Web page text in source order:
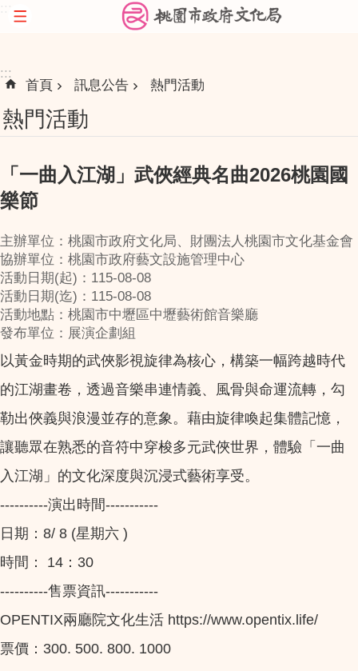
跳到主要內容區塊
:::
首頁 訊息公告 熱門活動
熱門活動
「一曲入江湖」武俠經典名曲2026桃園國
樂節
主辦單位：桃園市政府文化局、財團法人桃園市文化基金會
協辦單位：桃園市政府藝文設施管理中心
活動日期(起)：115-08-08
活動日期(迄)：115-08-08
活動地點：桃園市中壢區中壢藝術館音樂廳
發布單位：展演企劃組
以黃金時期的武俠影視旋律為核心，構築一幅跨越時代
的江湖畫卷，透過音樂串連情義、風骨與命運流轉，勾
勒出俠義與浪漫並存的意象。藉由旋律喚起集體記憶，
讓聽眾在熟悉的音符中穿梭多元武俠世界，體驗「一曲
入江湖」的文化深度與沉浸式藝術享受。
----------演出時間-----------
日期：8/ 8 (星期六 )
時間： 14：30
----------售票資訊-----------
OPENTIX兩廳院文化生活 https://www.opentix.life/
票價：300. 500. 800. 1000